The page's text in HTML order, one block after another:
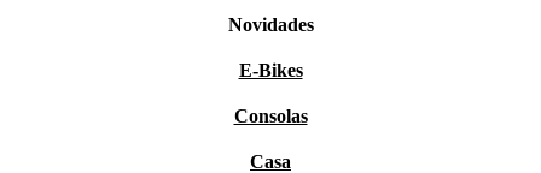
Novidades
E-Bikes
Consolas
Casa